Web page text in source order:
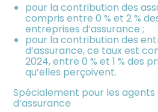
pour la contribution des
compris entre 0 % et 2 %
entreprises d’assurance ;
pour la contribution des
d’assurance, ce taux est
2024, entre 0 % et 1 % des
qu’elles perçoivent.
Spécialement pour les agents
d’assurance